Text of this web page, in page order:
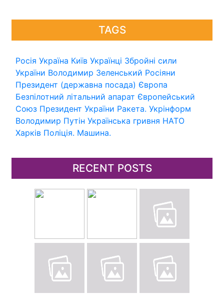
TAGS
Росія Україна Київ Українці Збройні сили
України Володимир Зеленський Росіяни
Президент (державна посада) Європа
Безпілотний літальний апарат Європейський
Союз Президент України Ракета. Укрінформ
Володимир Путін Українська гривня НАТО
Харків Поліція. Машина.
RECENT POSTS